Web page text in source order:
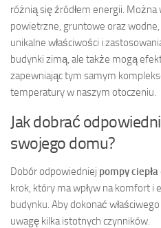
różnią się źródłem energii. Można
powietrzne, gruntowe oraz
unikalne właściwości i
budynki zimą, ale także mogą
zapewniając tym samym
temperatury w naszym otoczeniu.
Jak dobrać
swojego domu?
Dobór odpowiedniej pompy ciepła
krok, który ma wpływ na komfort
budynku. Aby dokonać
uwagę kilka istotnych czynników.